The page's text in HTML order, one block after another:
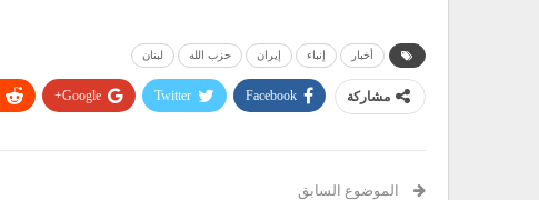
أخبار إنباء إيران حزب الله لبنان
مشاركة Facebook
Twitter
Google+
الموضوع السابق